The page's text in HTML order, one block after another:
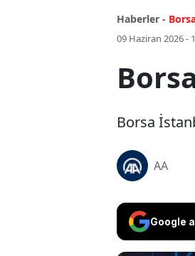
Haberler -
09 Haziran 2026 -
Borsa
AA
Google